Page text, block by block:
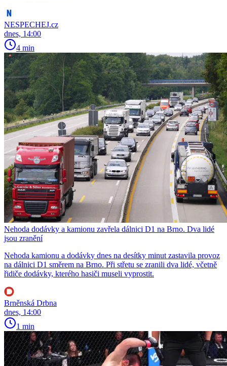
NESPECHEJ.cz
dnes, 14:00
4 min
Nehoda dodávky a kamionu zavřela dálnici D1 na Brno. Dva lidé
jsou zranění
Nehoda kamionu a dodávky dnes na desítky minut zastavila provoz
na dálnici D1 směrem na Brno. Při střetu se zranili dva lidé, včetně
řidiče dodávky, kterého hasiči museli vyprostit.
Brněnská Drbna
dnes, 14:00
1 min